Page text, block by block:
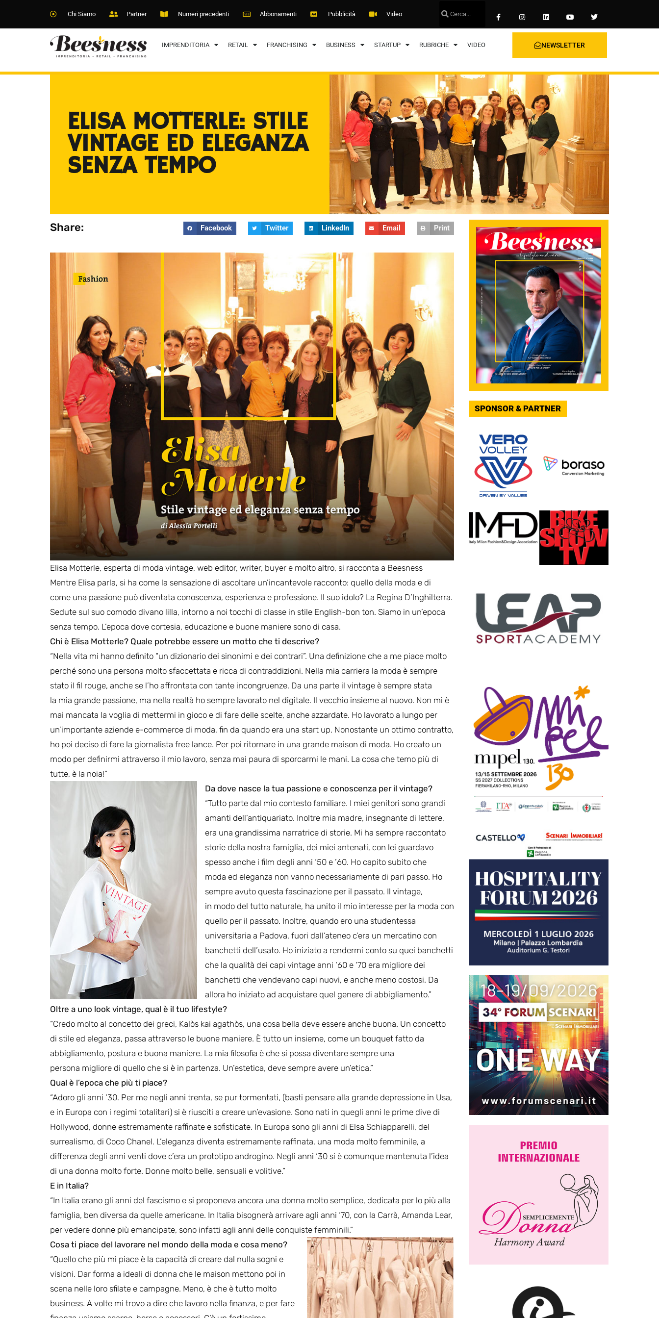
Chi Siamo Partner Numeri precedenti Abbonamenti Pubblicità Video
IMPRENDITORIA RETAIL FRANCHISING BUSINESS STARTUP RUBRICHE VIDEO NEWSLETTER
ELISA MOTTERLE: STILE
VINTAGE ED ELEGANZA
SENZA TEMPO
Share: Facebook Twitter LinkedIn Email Print
Elisa Motterle, esperta di moda vintage, web editor, writer, buyer e molto altro, si racconta a Beesness
Mentre Elisa parla, si ha come la sensazione di ascoltare un’incantevole racconto: quello della moda e di
come una passione può diventata conoscenza, esperienza e professione. Il suo idolo? La Regina D’Inghilterra.
Sedute sul suo comodo divano lilla, intorno a noi tocchi di classe in stile English-bon ton. Siamo in un’epoca
senza tempo. L’epoca dove cortesia, educazione e buone maniere sono di casa.
Chi è Elisa Motterle? Quale potrebbe essere un motto che ti descrive?
“Nella vita mi hanno definito “un dizionario dei sinonimi e dei contrari”. Una definizione che a me piace molto
perché sono una persona molto sfaccettata e ricca di contraddizioni. Nella mia carriera la moda è sempre
stato il fil rouge, anche se l’ho affrontata con tante incongruenze. Da una parte il vintage è sempre stata
la mia grande passione, ma nella realtà ho sempre lavorato nel digitale. Il vecchio insieme al nuovo. Non mi è
mai mancata la voglia di mettermi in gioco e di fare delle scelte, anche azzardate. Ho lavorato a lungo per
un’importante aziende e-commerce di moda, fin da quando era una start up. Nonostante un ottimo contratto,
ho poi deciso di fare la giornalista free lance. Per poi ritornare in una grande maison di moda. Ho creato un
modo per definirmi attraverso il mio lavoro, senza mai paura di sporcarmi le mani. La cosa che temo più di
tutte, è la noia!”
Da dove nasce la tua passione e conoscenza per il vintage?
“Tutto parte dal mio contesto familiare. I miei genitori sono grandi
amanti dell’antiquariato. Inoltre mia madre, insegnante di lettere,
era una grandissima narratrice di storie. Mi ha sempre raccontato
storie della nostra famiglia, dei miei antenati, con lei guardavo
spesso anche i film degli anni ‘50 e ’60. Ho capito subito che
moda ed eleganza non vanno necessariamente di pari passo. Ho
sempre avuto questa fascinazione per il passato. Il vintage,
in modo del tutto naturale, ha unito il mio interesse per la moda con
quello per il passato. Inoltre, quando ero una studentessa
universitaria a Padova, fuori dall’ateneo c’era un mercatino con
banchetti dell’usato. Ho iniziato a rendermi conto su quei banchetti
che la qualità dei capi vintage anni ‘60 e ‘70 era migliore dei
banchetti che vendevano capi nuovi, e anche meno costosi. Da
allora ho iniziato ad acquistare quel genere di abbigliamento.”
Oltre a uno look vintage, qual è il tuo lifestyle?
“Credo molto al concetto dei greci, Kalòs kai agathòs, una cosa bella deve essere anche buona. Un concetto
di stile ed eleganza, passa attraverso le buone maniere. È tutto un insieme, come un bouquet fatto da
abbigliamento, postura e buona maniere. La mia filosofia è che si possa diventare sempre una
persona migliore di quello che si è in partenza. Un’estetica, deve sempre avere un’etica.”
Qual è l’epoca che più ti piace?
“Adoro gli anni ‘30. Per me negli anni trenta, se pur tormentati, (basti pensare alla grande depressione in Usa,
e in Europa con i regimi totalitari) si è riusciti a creare un’evasione. Sono nati in quegli anni le prime dive di
Hollywood, donne estremamente raffinate e sofisticate. In Europa sono gli anni di Elsa Schiapparelli, del
surrealismo, di Coco Chanel. L’eleganza diventa estremamente raffinata, una moda molto femminile, a
differenza degli anni venti dove c’era un prototipo androgino. Negli anni ‘30 si è comunque mantenuta l’idea
di una donna molto forte. Donne molto belle, sensuali e volitive.”
E in Italia?
“In Italia erano gli anni del fascismo e si proponeva ancora una donna molto semplice, dedicata per lo più alla
famiglia, ben diversa da quelle americane. In Italia bisognerà arrivare agli anni ‘70, con la Carrà, Amanda Lear,
per vedere donne più emancipate, sono infatti agli anni delle conquiste femminili.”
Cosa ti piace del lavorare nel mondo della moda e cosa meno?
“Quello che più mi piace è la capacità di creare dal nulla sogni e
visioni. Dar forma a ideali di donna che le maison mettono poi in
scena nelle loro sfilate e campagne. Meno, è che è tutto molto
business. A volte mi trovo a dire che lavoro nella finanza, e per fare
SPONSOR & PARTNER